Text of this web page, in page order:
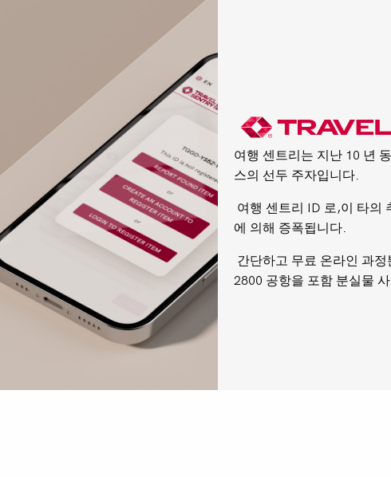
여행 센트리는 지난10 년
스의 선두 주자입니다.
여행 센트리 ID 로,이 타의
에 의해 증폭됩니다.
간단하고 무료 온라인 과정
2800 공항을 포함 분실물